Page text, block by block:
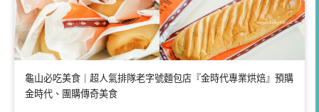
龜山必吃美食｜超人氣排隊老字號麵包店『金時代專業烘焙』預購
金時代、團購傳奇美食